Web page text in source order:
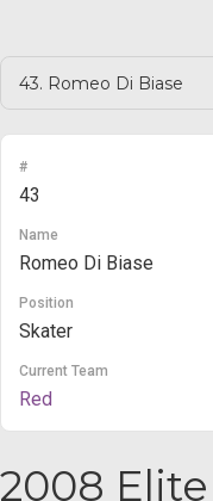
#
43
Name
Romeo Di Biase
Position
Skater
Current Team
Red
2008